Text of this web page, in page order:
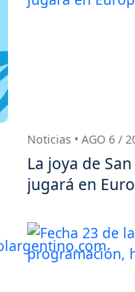
Noticias • AGO 6 /
La joya de
jugará en